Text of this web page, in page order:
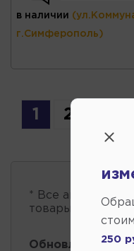
в наличии
г.Симферополь)
1 2
* Все
товары проходит
Обновление
250